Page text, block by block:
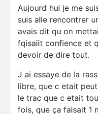
Aujourd hui je me
suis alle rencontrer
avais dit qu on
fqisaiit confience et
devoir de dire tout.
J ai essaye de la
libre, que c etait
le trac que c etait
fois, que ça faisait 1